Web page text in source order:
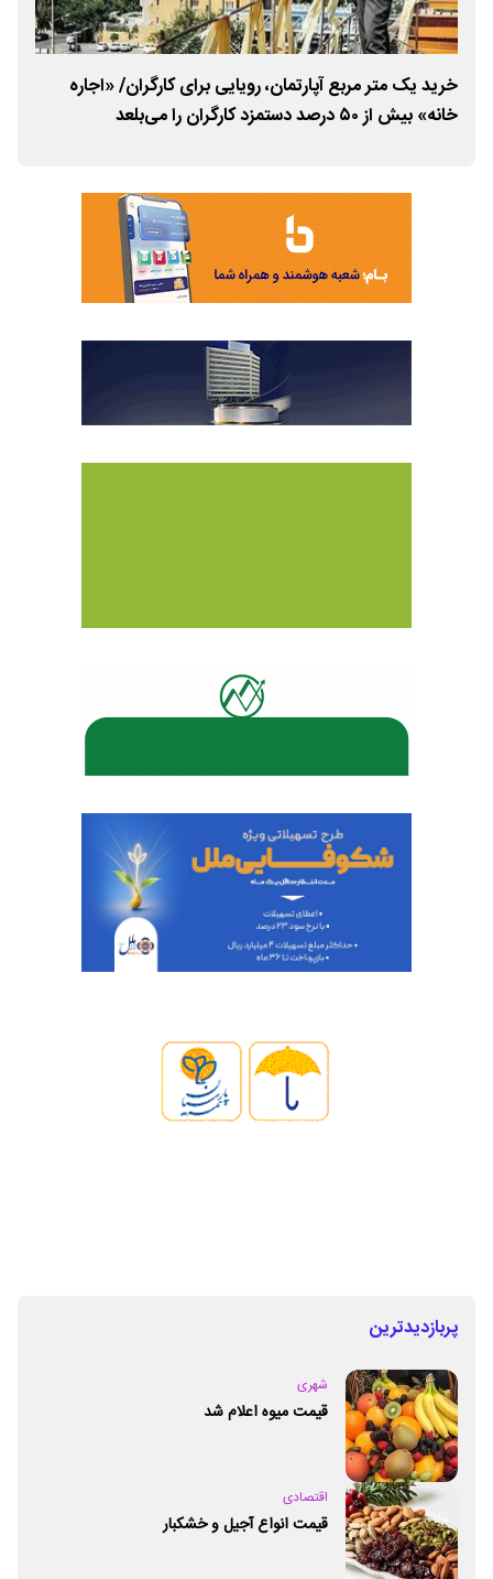
خرید یک متر مربع آپارتمان، رویایی برای کارگران/ «اجاره
خانه» بیش از ۵۰ درصد دستمزد کارگران را می‌بلعد
پربازدیدترین
شهری
قیمت میوه اعلام شد
اقتصادی
قیمت انواع آجیل و خشکبار